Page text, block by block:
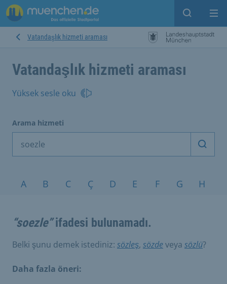
Open
Vatandaşlık hizmeti araması
Vatandaşlık hizmeti araması
Yüksek sesle oku
Arama hizmeti
Konular A-Z
A B C Ç D E F G H
“soezle”ifadesi bulunamadı.
Belki şunu demek istediniz: sözleş, sözdeveya sözlü?
Daha fazla öneri: